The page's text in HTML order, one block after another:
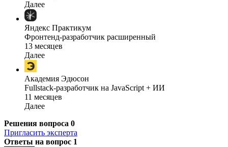
Далее
Яндекс Практикум
Фронтенд-разработчик расширенный
13 месяцев
Далее
Академия Эдюсон
Fullstack-разработчик на JavaScript + ИИ
11 месяцев
Далее
Решения вопроса 0
Пригласить эксперта
Ответы на вопрос 1